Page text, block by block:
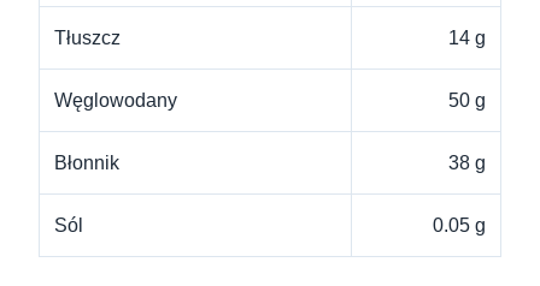
Tłuszcz 14 g
Węglowodany 50 g
Błonnik 38 g
Sól 0.05 g